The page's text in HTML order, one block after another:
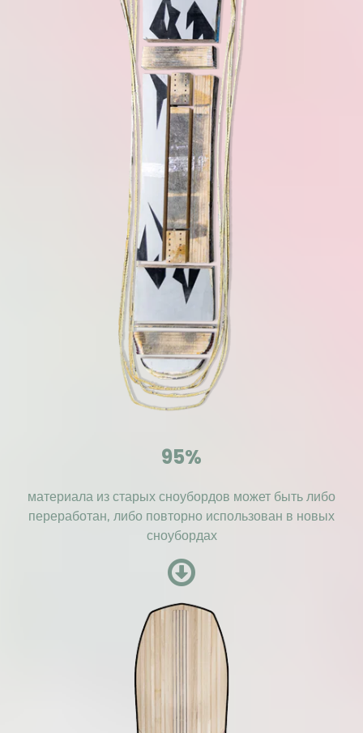
95%
материала из старых сноубордов может быть либо
переработан, либо повторно использован в новых
сноубордах